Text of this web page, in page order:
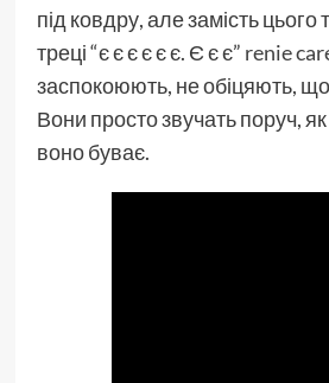
під ковдру, але замість цього
треці “є є є є є є. Є є є” renie
заспокоюють, не обіцяють,
Вони просто звучать поруч, як
воно буває.